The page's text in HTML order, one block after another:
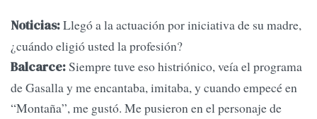
Noticias:Llegó a la actuación por iniciativa de su madre,
¿cuándo eligió usted la profesión?
Balcarce:Siempre tuve eso histriónico, veía el programa
de Gasalla y me encantaba, imitaba, y cuando empecé en
“Montaña”, me gustó. Me pusieron en el personaje de